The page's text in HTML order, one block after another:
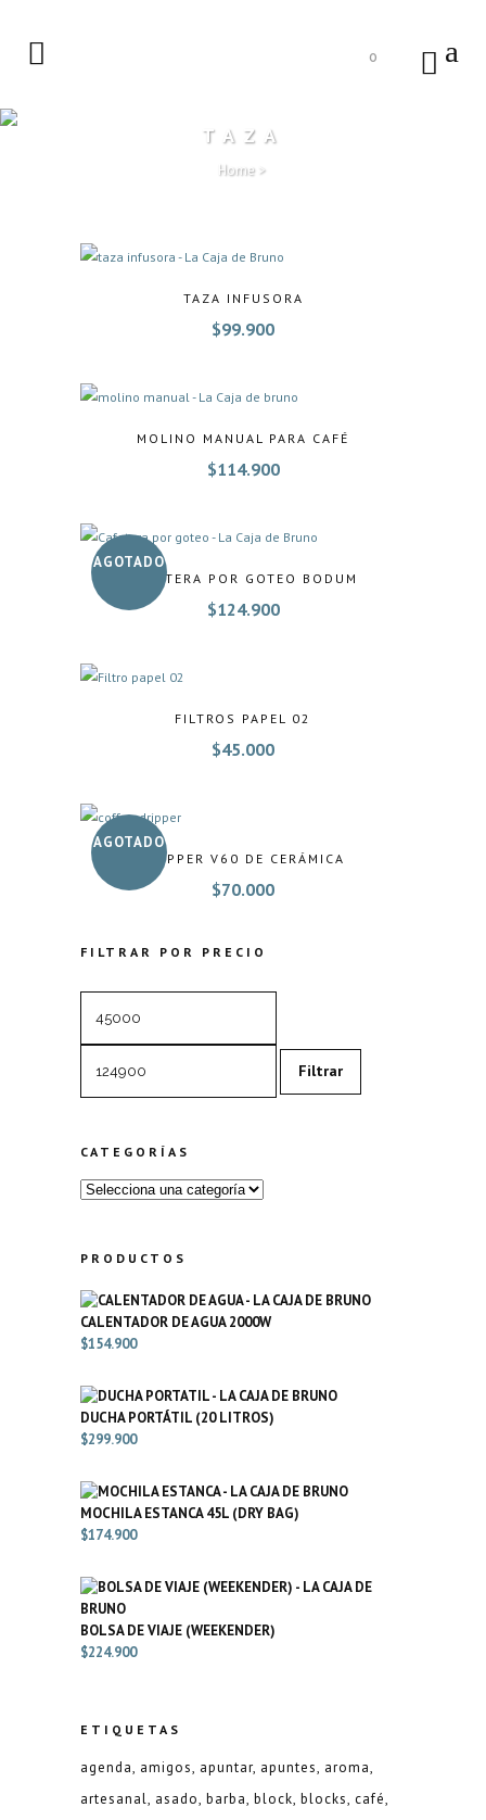
0
TAZA
Home>
FILTRAR POR PRECIO
Filtrar
CATEGORÍAS
PRODUCTOS
CALENTADOR DE AGUA 2000W
$154.900
DUCHA PORTÁTIL (20 LITROS)
$299.900
MOCHILA ESTANCA 45L (DRY BAG)
$174.900
BOLSA DE VIAJE (WEEKENDER)
$224.900
ETIQUETAS
agenda amigos apuntar apuntes aroma
artesanal asado barba block blocks café
TAZA INFUSORA
$99.900
MOLINO MANUAL PARA CAFÉ
$114.900
AGOTADO
CAFETERA POR GOTEO BODUM
$124.900
FILTROS PAPEL 02
$45.000
AGOTADO
DRIPPER V60 DE CERÁMICA
$70.000